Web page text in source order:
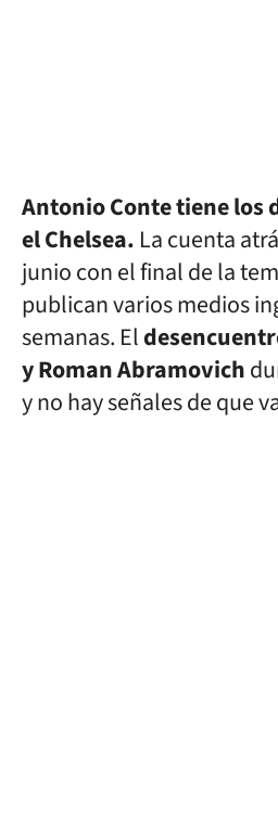
Antonio Conte tiene los
el Chelsea. La cuenta
junio con el final de la
publican varios medios
semanas. El
y Roman Abramovich
y no hay señales de que